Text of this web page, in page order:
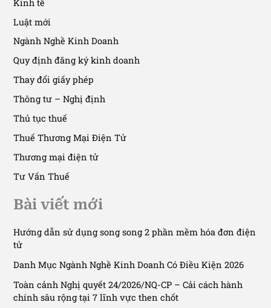
Kinh tế
Luật mới
Ngành Nghề Kinh Doanh
Quy định đăng ký kinh doanh
Thay đổi giấy phép
Thông tư – Nghị định
Thủ tục thuế
Thuế Thương Mại Điện Tử
Thương mại điện tử
Tư Vấn Thuế
Bài viết mới
Hướng dẫn sử dụng song song 2 phần mềm hóa đơn điện
tử
Danh Mục Ngành Nghề Kinh Doanh Có Điều Kiện 2026
Toàn cảnh Nghị quyết 24/2026/NQ-CP – Cải cách hành
chính sâu rộng tại 7 lĩnh vực then chốt